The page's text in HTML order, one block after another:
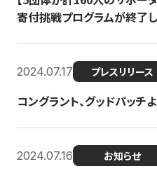
寄付挑戦プログラムが終了
2024.07.17 プレスリリース
コングラント、グッドパッチ
2024.07.16 お知らせ